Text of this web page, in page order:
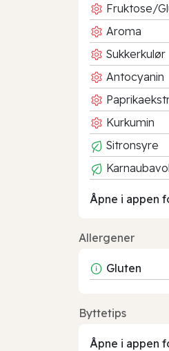
Fruktose/
Aroma
Sukkerkulør
Antocyanin
Kurkumin
Sitronsyre
Åpne i appen
Allergener
Gluten
Byttetips
Åpne i appen